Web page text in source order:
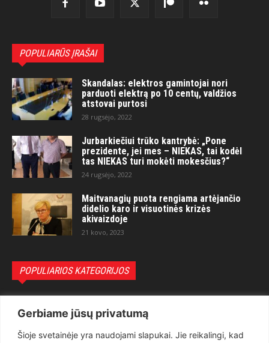
Gerbiame jūsų privatumą
Šioje svetainėje yra naudojami slapukai. Jie reikalingi, kad
POPULIARŪS ĮRAŠAI
Skandalas: elektros gamintojai nori
parduoti elektrą po 10 centų, valdžios
atstovai purtosi
28 rugsėjo, 2022
Jurbarkiečiui trūko kantrybė: „Pone
prezidente, jei mes – NIEKAS, tai kodėl
tas NIEKAS turi mokėti mokesčius?“
24 rugsėjo, 2022
Maitvanagių puota rengiama artėjančio
didelio karo ir visuotinės krizės
akivaizdoje
21 kovo, 2023
POPULIARIOS KATEGORIJOS
Teisėsauga
1497